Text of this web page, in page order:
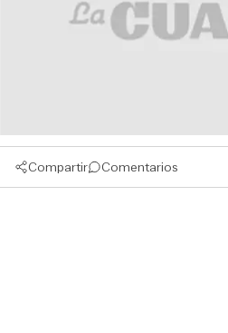
Compartir Comentarios